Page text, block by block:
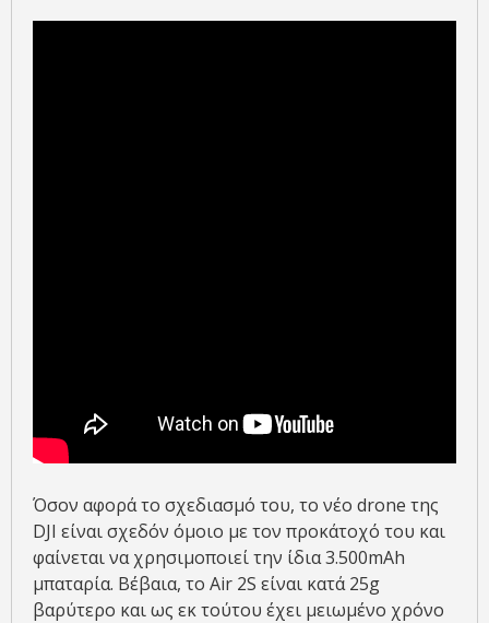
Όσον αφορά το σχεδιασμό του, το νέο drone της
DJI είναι σχεδόν όμοιο με τον προκάτοχό του και
φαίνεται να χρησιμοποιεί την ίδια 3.500mAh
μπαταρία. Βέβαια, το Air 2S είναι κατά 25g
βαρύτερο και ως εκ τούτου έχει μειωμένο χρόνο